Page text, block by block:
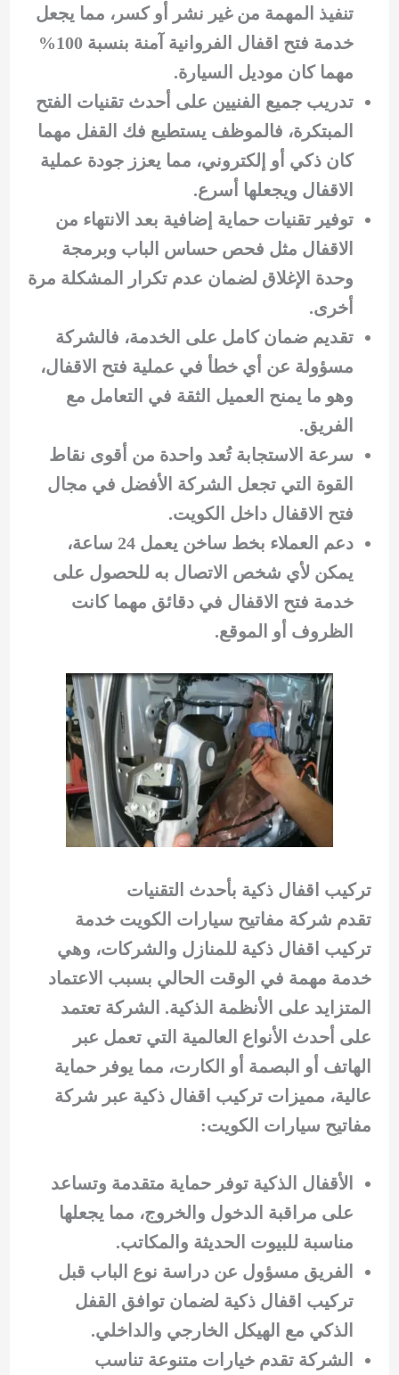
تنفيذ المهمة من غير نشر أو كسر، مما يجعل
خدمة فتح اقفال الفروانية آمنة بنسبة 100%
مهما كان موديل السيارة.
تدريب جميع الفنيين على أحدث تقنيات الفتح
المبتكرة، فالموظف يستطيع فك القفل مهما
كان ذكي أو إلكتروني، مما يعزز جودة عملية
الاقفال ويجعلها أسرع.
توفير تقنيات حماية إضافية بعد الانتهاء من
الاقفال مثل فحص حساس الباب وبرمجة
وحدة الإغلاق لضمان عدم تكرار المشكلة مرة
أخرى.
تقديم ضمان كامل على الخدمة، فالشركة
مسؤولة عن أي خطأ في عملية فتح الاقفال،
وهو ما يمنح العميل الثقة في التعامل مع
الفريق.
سرعة الاستجابة تُعد واحدة من أقوى نقاط
القوة التي تجعل الشركة الأفضل في مجال
فتح الاقفال داخل الكويت.
دعم العملاء بخط ساخن يعمل 24 ساعة،
يمكن لأي شخص الاتصال به للحصول على
خدمة فتح الاقفال في دقائق مهما كانت
الظروف أو الموقع.
تركيب اقفال ذكية بأحدث التقنيات
تقدم شركة مفاتيح سيارات الكويت خدمة
تركيب اقفال ذكية للمنازل والشركات، وهي
خدمة مهمة في الوقت الحالي بسبب الاعتماد
المتزايد على الأنظمة الذكية. الشركة تعتمد
على أحدث الأنواع العالمية التي تعمل عبر
الهاتف أو البصمة أو الكارت، مما يوفر حماية
عالية، مميزات تركيب اقفال ذكية عبر شركة
مفاتيح سيارات الكويت:
الأقفال الذكية توفر حماية متقدمة وتساعد
على مراقبة الدخول والخروج، مما يجعلها
مناسبة للبيوت الحديثة والمكاتب.
الفريق مسؤول عن دراسة نوع الباب قبل
تركيب اقفال ذكية لضمان توافق القفل
الذكي مع الهيكل الخارجي والداخلي.
الشركة تقدم خيارات متنوعة تناسب